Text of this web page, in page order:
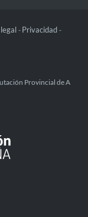
- Privacidad -
Provincial de A